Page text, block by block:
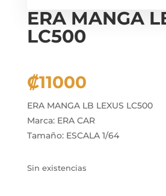
ERA MANGA
LC500
₡11000
ERA MANGA LB LEXUS LC500
Marca: ERA CAR
Tamaño: ESCALA 1/64
Sin existencias